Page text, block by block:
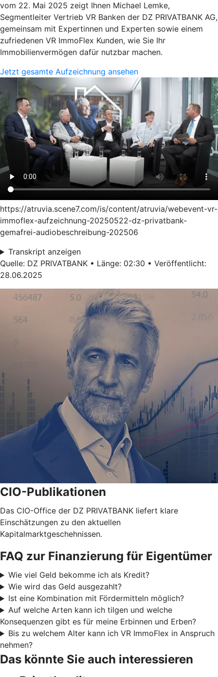
vom 22. Mai 2025 zeigt Ihnen Michael Lemke,
Segmentleiter Vertrieb VR Banken der DZ PRIVATBANK AG,
gemeinsam mit Expertinnen und Experten sowie einem
zufriedenen VR ImmoFlex Kunden, wie Sie Ihr
Immobilienvermögen dafür nutzbar machen.
Jetzt gesamte Aufzeichnung ansehen
https://atruvia.scene7.com/is/content/atruvia/webevent-vr-
immoflex-aufzeichnung-20250522-dz-privatbank-
gemafrei-audiobeschreibung-202506
Transkript anzeigen
Quelle: DZ PRIVATBANK • Länge: 02:30 • Veröffentlicht:
28.06.2025
CIO-Publikationen
Das CIO-Office der DZ PRIVATBANK liefert klare
Einschätzungen zu den aktuellen
Kapitalmarktgeschehnissen.
FAQ zur Finanzierung für Eigentümer
Wie viel Geld bekomme ich als Kredit?
Wie wird das Geld ausgezahlt?
Ist eine Kombination mit Fördermitteln möglich?
Auf welche Arten kann ich tilgen und welche
Konsequenzen gibt es für meine Erbinnen und Erben?
Bis zu welchem Alter kann ich VR ImmoFlex in Anspruch
nehmen?
Das könnte Sie auch interessieren